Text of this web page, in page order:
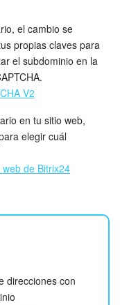
el cambio se
propias claves para
el subdominio en la
V2
en tu sitio web,
elegir cuál
de Bitrix24
direcciones con